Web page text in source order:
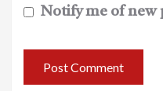
Notify me of new